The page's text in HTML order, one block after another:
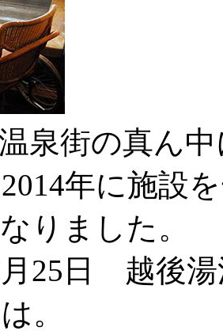
泉街の真ん
年に施設
りました。
月25日 越後
。